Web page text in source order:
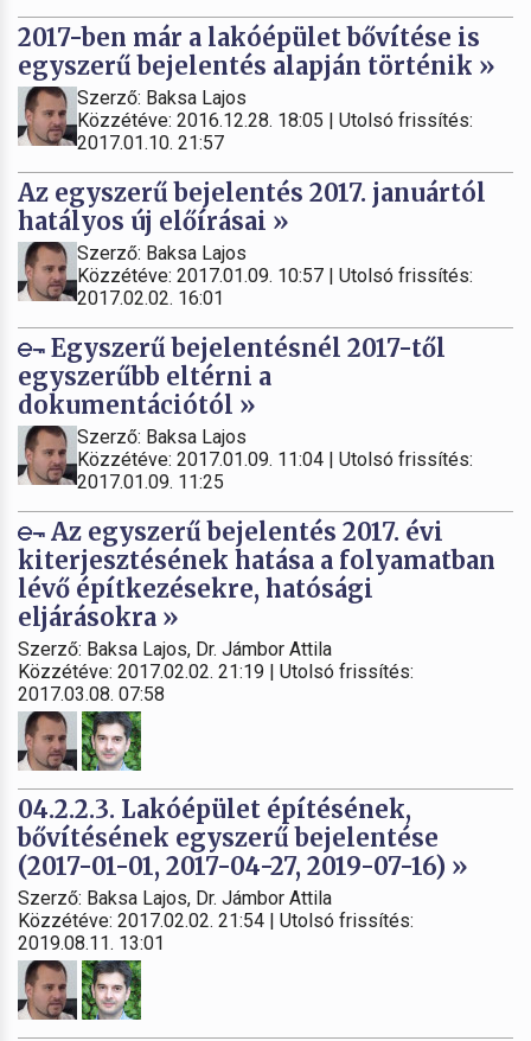
2017-ben már a lakóépület bővítése is
egyszerű bejelentés alapján történik »
Szerző: Baksa Lajos
Közzétéve: 2016.12.28. 18:05 | Utolsó frissítés:
2017.01.10. 21:57
Az egyszerű bejelentés 2017. januártól
hatályos új előírásai »
Szerző: Baksa Lajos
Közzétéve: 2017.01.09. 10:57 | Utolsó frissítés:
2017.02.02. 16:01
Egyszerű bejelentésnél 2017-től
egyszerűbb eltérni a
dokumentációtól »
Szerző: Baksa Lajos
Közzétéve: 2017.01.09. 11:04 | Utolsó frissítés:
2017.01.09. 11:25
Az egyszerű bejelentés 2017. évi
kiterjesztésének hatása a folyamatban
lévő építkezésekre, hatósági
eljárásokra »
Szerző: Baksa Lajos, Dr. Jámbor Attila
Közzétéve: 2017.02.02. 21:19 | Utolsó frissítés:
2017.03.08. 07:58
04.2.2.3. Lakóépület építésének,
bővítésének egyszerű bejelentése
(2017-01-01, 2017-04-27, 2019-07-16) »
Szerző: Baksa Lajos, Dr. Jámbor Attila
Közzétéve: 2017.02.02. 21:54 | Utolsó frissítés:
2019.08.11. 13:01